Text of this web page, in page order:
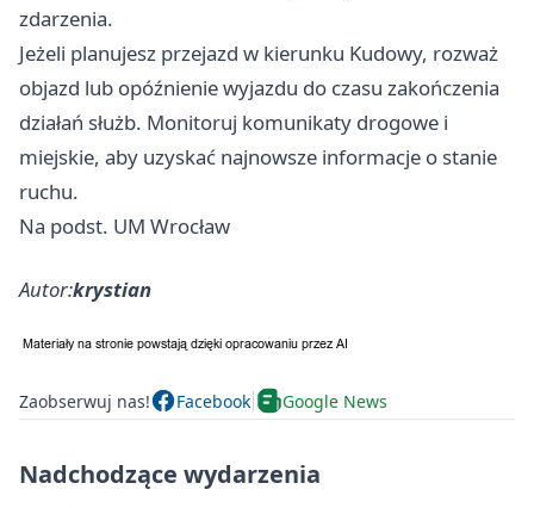
zdarzenia.
Jeżeli planujesz przejazd w kierunku Kudowy, rozważ
objazd lub opóźnienie wyjazdu do czasu zakończenia
działań służb. Monitoruj komunikaty drogowe i
miejskie, aby uzyskać najnowsze informacje o stanie
ruchu.
Na podst. UM Wrocław
Autor:krystian
Zaobserwuj nas! Facebook Google News
Nadchodzące wydarzenia